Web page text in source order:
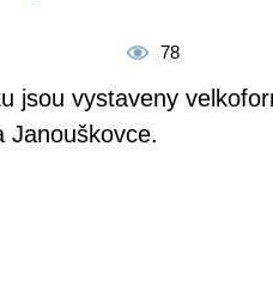
78
jsou vystaveny
Janouškovce.